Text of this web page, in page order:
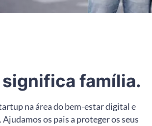
significa família.
na área do bem-estar digital e
os pais a proteger os seus